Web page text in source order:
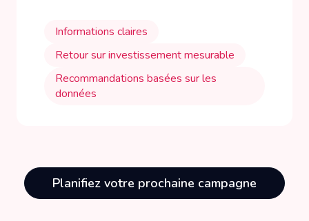
Informations claires
Retour sur investissement mesurable
Recommandations basées sur les
données
Planifiez votre prochaine campagne